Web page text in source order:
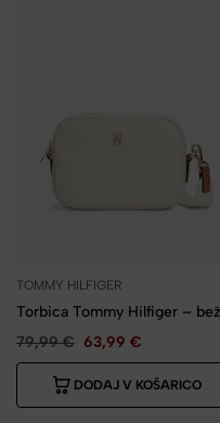
TOMMY HILFIGER
Torbica Tommy Hilfiger – bež
79,99€ 63,99 €
DODAJ V KOŠARICO